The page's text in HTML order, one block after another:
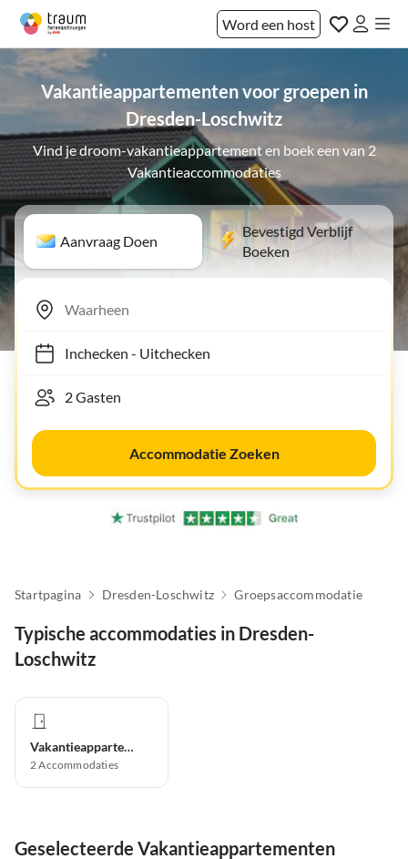
Word een host
Vakantieappartementen voor groepen in
Dresden-Loschwitz
Vind je droom-vakantieappartement en boek een van 2
Vakantieaccommodaties
Aanvraag Doen
Bevestigd Verblijf
Boeken
Inchecken- Uitchecken
Accommodatie Zoeken
Startpagina Dresden-Loschwitz Groepsaccommodatie
Typische accommodaties in Dresden-
Loschwitz
Vakantieappartement
2Accommodaties
Geselecteerde Vakantieappartementen